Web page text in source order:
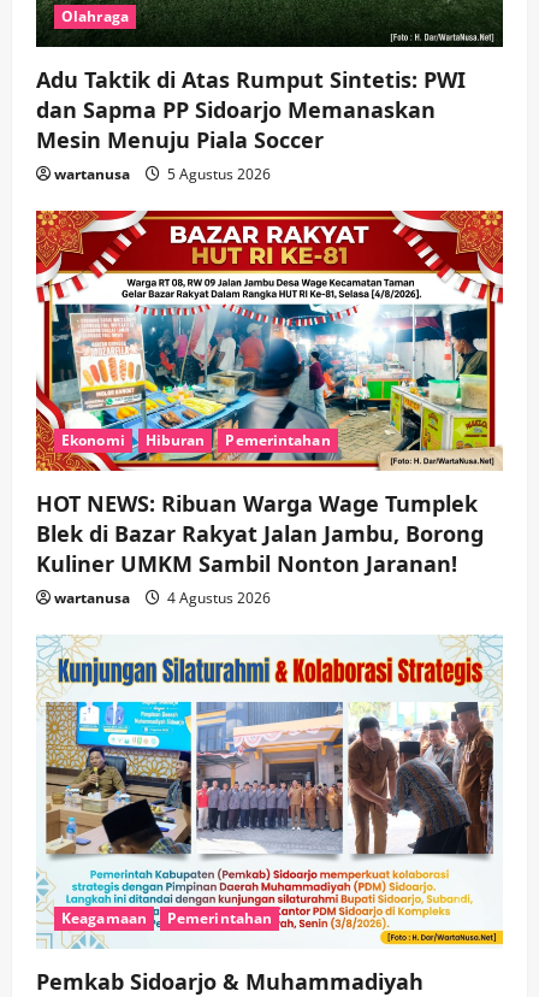
Olahraga
Adu Taktik di Atas Rumput Sintetis: PWI
dan Sapma PP Sidoarjo Memanaskan
Mesin Menuju Piala Soccer
wartanusa 5 Agustus 2026
Ekonomi Hiburan Pemerintahan
HOT NEWS: Ribuan Warga Wage Tumplek
Blek di Bazar Rakyat Jalan Jambu, Borong
Kuliner UMKM Sambil Nonton Jaranan!
wartanusa 4 Agustus 2026
Keagamaan Pemerintahan
Pemkab Sidoarjo & Muhammadiyah